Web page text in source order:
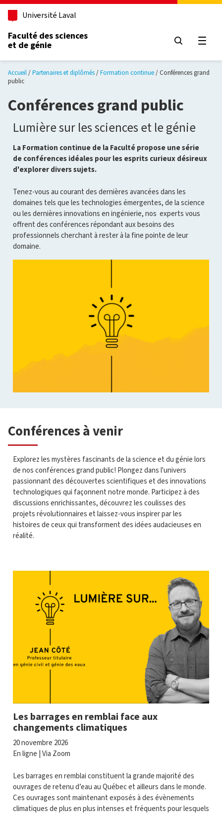
Aller au contenu principal
Université Laval
Faculté des sciences
et de génie
Accueil Partenaires et diplômés Formation continue
Conférences grand
public
Conférences grand public
Lumière sur les sciences et le génie
La Formation continue de la Faculté propose une série
de conférences idéales pour les esprits curieux désireux
d'explorer divers sujets.
Tenez-vous au courant des dernières avancées dans les
domaines tels que les technologies émergentes, de la science
ou les dernières innovations en ingénierie, nos experts vous
offrent des conférences répondant aux besoins des
professionnels cherchant à rester à la fine pointe de leur
domaine.
Conférences à venir
Explorez les mystères fascinants de la science et du génie lors
de nos conférences grand public! Plongez dans l'univers
passionnant des découvertes scientifiques et des innovations
technologiques qui façonnent notre monde. Participez à des
discussions enrichissantes, découvrez les coulisses des
projets révolutionnaires et laissez-vous inspirer par les
histoires de ceux qui transforment des idées audacieuses en
réalité.
Les barrages en remblai face aux
changements climatiques
20 novembre 2026
En ligne | Via Zoom
Les barrages en remblai constituent la grande majorité des
ouvrages de retenu d’eau au Québec et ailleurs dans le monde.
Ces ouvrages sont maintenant exposés à des évènements
climatiques de plus en plus intenses et fréquents pour lesquels